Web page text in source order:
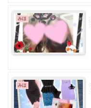
みほ
みほ